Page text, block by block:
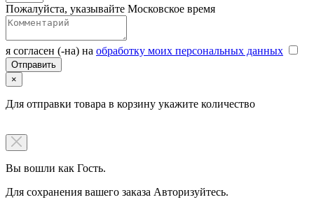
Пожалуйста, указывайте Московское время
я согласен (-на) на обработку моих персональных данных
×
Для отправки товара в корзину укажите количество
Вы вошли как Гость.
Для сохранения вашего заказа Авторизуйтесь.